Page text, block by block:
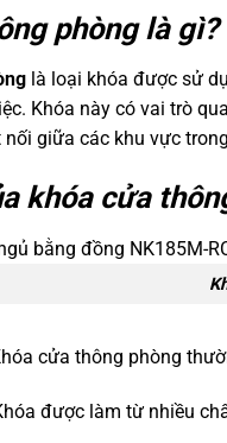
phòng là gì?
là loại khóa được sử
Khóa này có vai trò
giữa các khu vực
khóa cửa
cửa thông phòng
được làm từ nhiều